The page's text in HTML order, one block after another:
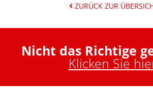
ZURÜCK ZUR
Nicht das Richtige
Klicken Sie